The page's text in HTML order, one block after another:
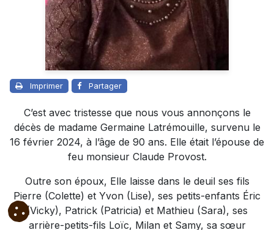
Imprimer Partager
C’est avec tristesse que nous vous annonçons le
décès de madame Germaine Latrémouille, survenu le
16 février 2024, à l’âge de 90 ans. Elle était l’épouse de
feu monsieur Claude Provost.
Outre son époux, Elle laisse dans le deuil ses fils
Pierre (Colette) et Yvon (Lise), ses petits-enfants Éric
(Vicky), Patrick (Patricia) et Mathieu (Sara), ses
arrière-petits-fils Loïc, Milan et Samy, sa sœur